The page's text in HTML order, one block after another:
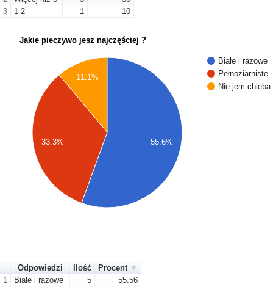
3
1-2 1 10
Jakie pieczywo jesz najczęściej ?
Białe i razowe
Pełnoziarniste
Nie jem chleba
11.1%
33.3% 55.6%
Odpowiedzi Ilość
Procent
1
Białe i razowe 5
55.56